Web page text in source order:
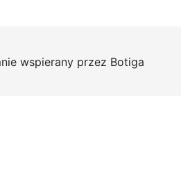
wspierany przez Botiga